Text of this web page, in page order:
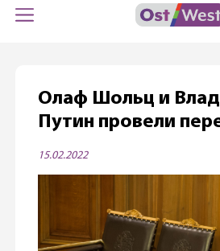
Олаф Шольц и
Путин провели
15.02.2022